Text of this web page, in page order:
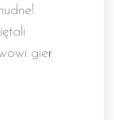
gier